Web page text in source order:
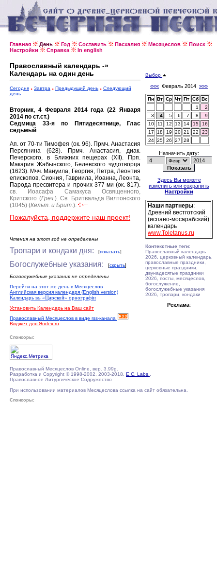
Главная День Год Составить Пасхалия Месяцеслов
Поиск
Настройки
Справка In english
Православный календарь -»
Календарь на один день
Сегодня Завтра Предыдущий день
Следующий
день
Вторник, 4 Февраля 2014 года (22 Января
2014 по ст.ст.)
Седмица 33-я по Пятидесятнице, Глас
седьмый
Ап. от 70-ти Тимофея (ок. 96). Прмч. Анастасия
Персянина (628).
Прмч. Анастасия, диак.
Печерского, в Ближних пещерах (XII).
Прп.
Макария Жабынского, Белевского чудотворца
(1623). Мчч. Мануила, Георгия, Петра, Леонтия
епископов, Сиония, Гавриила, Иоанна, Леонта,
Парода пресвитера и прочих 377-ми (ок. 817).
св. Иоасафа Самакуса Освященного,
Критского (Греч.). Св. Бритвальда Вилтонского
(1045) (Кельт. и Брит.).
Пожалуйста, поддержите наш проект!
Чтения на этот год не определены
Тропари и кондаки дня: [показать]
Богослужебные указания: [скрыть]
Богослужебные указания не определены
Перейти на этот же день в Месяцеслов
Английская версия календаря (English version)
Календарь въ «Царской» орѳографiи
Установить Календарь на Ваш сайт
Православный Месяцеслов в виде rss-канала
Виджет для Яndex.ru
Выбор
««« Февраль 2014 »»»
Пн Вт Ср Чт Пт Сб Вс
1
2
3
4 5 6 7 8
9
10
11 12 13 14 15
16
17
18 19 20 21 22
23
24 25 26 27 28
Назначить дату:
Здесь Вы можете
изменить или сохранить
Настройки
Наши партнеры:
Древний вестготский
(испано-мосарабский)
календарь
www.Toletanus.ru
Контекстные теги:
Православный календарь
2026, церковный календарь,
православные праздники,
церковные праздники,
двунадесятые праздники
2026, посты, месяцеслов,
богослужение,
богослужебные указания
2026, тропари, кондаки
Реклама:
Спонсоры:
Православный Месяцеслов Online, вер. 3.99g.
Разработка и Copyright © 1998-2002, 2003-2018, E.C. Labs.
Православное Литургическое Содружество
При использовании материалов Месяцеслова ссылка на сайт обязательна.
Спонсоры: